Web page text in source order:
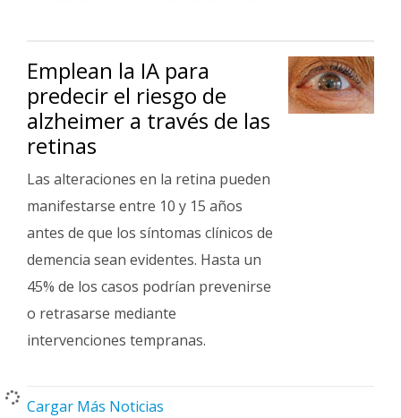
Emplean la IA para
predecir el riesgo de
alzheimer a través de las
retinas
Las alteraciones en la retina pueden
manifestarse entre 10 y 15 años
antes de que los síntomas clínicos de
demencia sean evidentes. Hasta un
45% de los casos podrían prevenirse
o retrasarse mediante
intervenciones tempranas.
Cargar Más Noticias